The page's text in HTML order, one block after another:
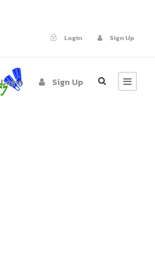
Login
Sign Up
Login Sign Up